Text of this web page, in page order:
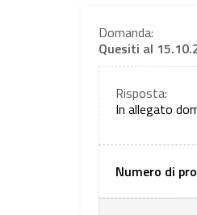
Domanda:
Quesiti al
Risposta:
In allegato
Numero di